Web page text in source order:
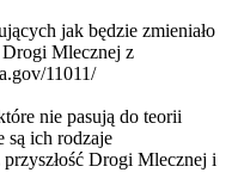
jak będzie zmieniało
Mlecznej z
11011/
nie pasują do teorii
są ich rodzaje
Drogi Mlecznej i